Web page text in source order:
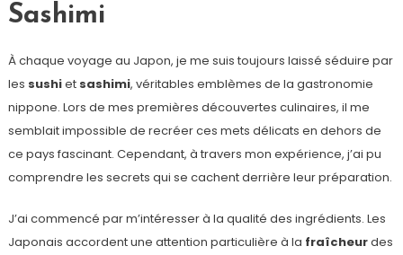
Sashimi
À chaque voyage au Japon, je me suis toujours laissé séduire par
les sushiet sashimi, véritables emblèmes de la gastronomie
nippone. Lors de mes premières découvertes culinaires, il me
semblait impossible de recréer ces mets délicats en dehors de
ce pays fascinant. Cependant, à travers mon expérience, j’ai pu
comprendre les secrets qui se cachent derrière leur préparation.
J’ai commencé par m’intéresser à la qualité des ingrédients. Les
Japonais accordent une attention particulière à la fraîcheurdes